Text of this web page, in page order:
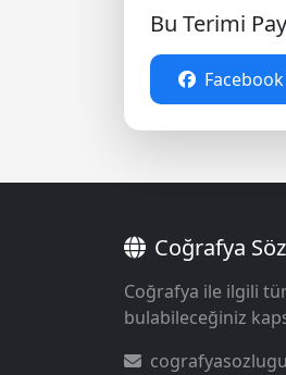
Bu Terimi
Facebook
Coğrafya
Coğrafya ile ilgili
bulabileceğiniz